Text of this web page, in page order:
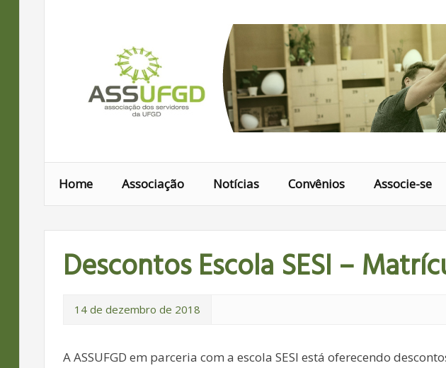
Home Associação Notícias Convênios Associe-se
Descontos Escola SESI –
14 de dezembro de 2018
A ASSUFGD em parceria com a escola SESI está oferecendo